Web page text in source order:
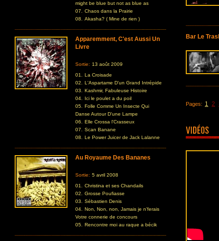
might be blue but not as blue as
07.
Chaos dans la Prairie
08.
Akasha? ( Mine de rien )
Apparemment, C'est Aussi Un
Livre
Sortie: 13 août 2009
01.
La Croisade
02.
L'Aspartame D'un Grand Intrépide
03.
Kashmir, Fabuleuse Histoire
04.
Ici le poulet a du poil
05.
Folle Comme Un Insecte Qui
Danse Autour D'une Lampe
06.
Elle Crossa l'Crasseux
07.
Scan Banane
08.
Le Power Juicer de Jack Lalanne
Au Royaume Des Bananes
Sortie: 5 avril 2008
01.
Christina et ses Chandails
02.
Grosse Poufiasse
03.
Sébastien Denis
04.
Non, Non, non, Jamais je n'ferais
Votre connerie de concours
05.
Rencontre moi au raque a bécik
Bar Le
Pages: 1 2